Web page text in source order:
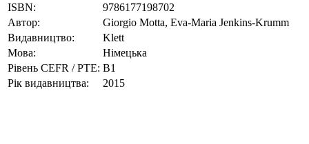
ISBN:
9786177198702
Автор:
Giorgio Motta, Eva-Maria Jenkins-Krumm
Видавництво:
Klett
Мова:
Німецька
Рівень CEFR / PTE: В1
Рік видавництва:
2015